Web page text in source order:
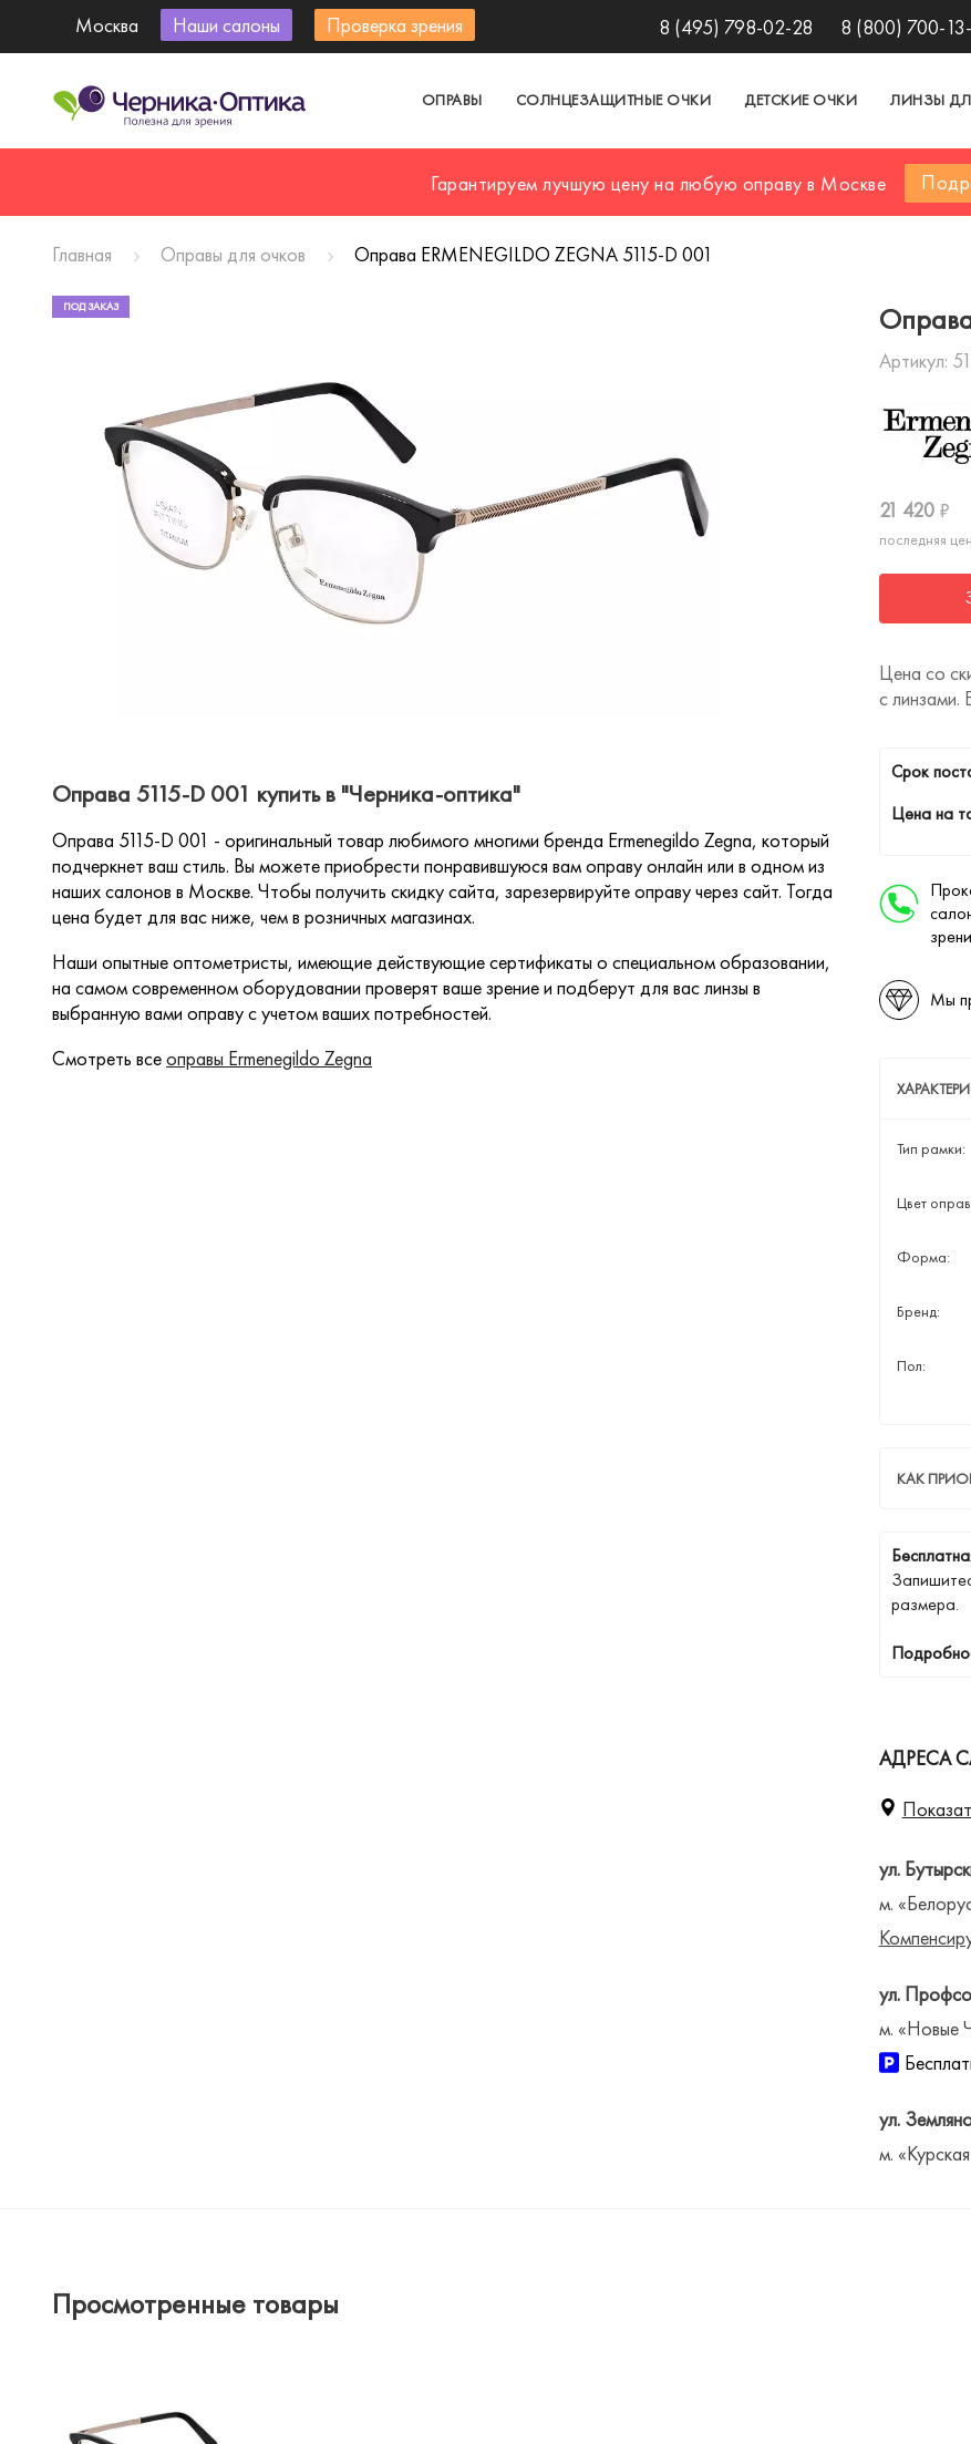
Москва Наши салоны Проверка зрения 8 (495) 798-02-28 8 (800) 700-
ОПРАВЫ СОЛНЦЕЗАЩИТНЫЕ ОЧКИ ДЕТСКИЕ ОЧКИ ЛИНЗЫ
Гарантируем лучшую цену на любую оправу в Москве
Главная Оправы для очков Оправа ERMENEGILDO ZEGNA 5115-D 001
Артикул:
21 420 ₽
последняя
Цена со
с линзами.
Cрок
Цена на
Мы
Тип рамки:
Цвет
Форма:
Бренд:
Пол:
КАК
размера.
АДРЕСА
ул.
м.
ул.
м. «Новые
ул.
м.
ПОД ЗАКАЗ
Оправа 5115-D 001 купить в "Черника-оптика"
Оправа 5115-D 001 - оригинальный товар любимого многими бренда Ermenegildo Zegna, который
подчеркнет ваш стиль. Вы можете приобрести понравившуюся вам оправу онлайн или в одном из
наших салонов в Москве. Чтобы получить скидку сайта, зарезервируйте оправу через сайт. Тогда
цена будет для вас ниже, чем в розничных магазинах.
Наши опытные оптометристы, имеющие действующие сертификаты о специальном образовании,
на самом современном оборудовании проверят ваше зрение и подберут для вас линзы в
выбранную вами оправу с учетом ваших потребностей.
Смотреть всеоправы Ermenegildo Zegna
Просмотренные товары